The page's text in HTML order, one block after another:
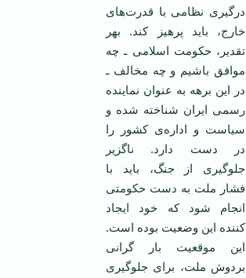
درگیری نظامی با قدرت‌های
خارج، باید پرهیز کند. بهر
تقدیر، حکومت اسلامی ـ چه
موافق باشیم و چه مخالف ـ
در این برهه به عنوان نماینده
رسمی ایران شناخته شده و
سیاست و اداره‌ی کشور را
در دست دارد. ناگزیر
جلوگیری از جنگ، باید با
فشار ملت به دست حکومتی
انجام شود که خود ایجاد
کننده این وضعیت بوده است.
این موقعیت بار گرانی
بردوش ملت، برای جلوگیری